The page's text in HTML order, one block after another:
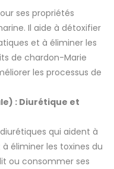
ses propriétés
Il aide à détoxifier
et à éliminer les
de chardon-Marie
les processus de
: Diurétique et
qui aident à
éliminer les toxines du
ou consommer ses